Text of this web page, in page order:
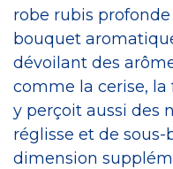
robe rubis
bouquet
dévoilant des
comme la cerise, la
y perçoit aussi des
réglisse et de
dimension